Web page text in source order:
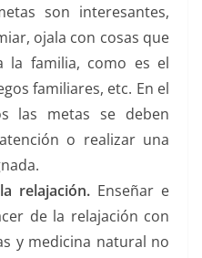
son interesantes,
ojala con cosas que
la familia, como es el
familiares, etc. En el
las metas se deben
o realizar una
relajación. Enseñar e
de la relajación con
y medicina natural no